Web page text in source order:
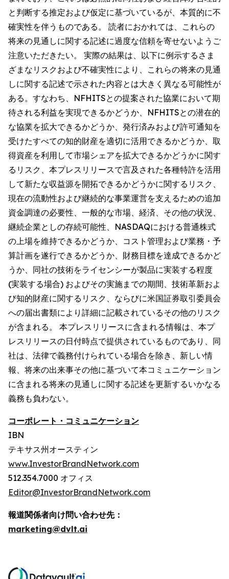
と判断する推定および仮定に基づいているが、本質的に不
確実性を伴うものである。 読者におかれては、これらの
将来の見通しに関する記述に過度な信頼を寄せないようご
注意いただきたい。 実際の結果は、以下に例示するさま
ざまなリスクおよび不確実性により、これらの将来の見通
しに関する記述で示された内容とは大きく異なる可能性が
ある。すなわち、NFHITSとの提案された協業において期
待される利益を実現できるかどうか、NFHITSとの潜在的
な協業を拡大できるかどうか、発行済みおよび許可通知を
受けたすべての知的財産を適切に活用できるかどうか、取
得資産を利用して市場シェアを拡大できるかどうかに関す
るリスク、本プレスリリースで言及された各種特許を活用
して新たな収益源を開拓できるかどうかに関するリスク、
現在の流動性および継続的な事業運営を支えるための追加
資金調達の必要性、一般的な市場、経済、その他の状況、
継続企業としの存続可能性、NASDAQにおける普通株式
の上場を維持できるかどうか、コスト管理および業務・予
算計画を遂行できるかどうか、財務目標を達成できるかど
うか、同社の技術をライセンシーが製品に実装する程度
(実装する場合) およびその実施までの期間、技術革新およ
び知的財産に関するリスク、ならびに米国証券取引委員会
への届出書類により詳細に記載されているその他のリスク
が含まれる。 本プレスリリースに含まれる情報は、本プ
レスリリースの日付時点で提供されているものであり、同
社は、法律で義務付けられている場合を除き、新しい情
報、将来の出来事その他に基づいて本コミュニケーション
に含まれる将来の見通しに関する記述を更新するいかなる
義務も負わない。
コーポレート・コミュニケーション
IBN
テキサス州オースティン
www.InvestorBrandNetwork.com
512.354.7000 オフィス
Editor@InvestorBrandNetwork.com
報道関係者向け問い合わせ先：
marketing@dvlt.ai